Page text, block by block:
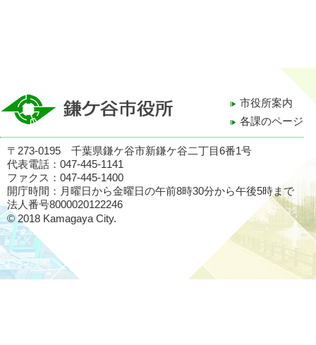
市役所案内
各課のページ
〒273-0195 千葉県鎌ケ谷市新鎌ケ谷二丁目6番1号
代表電話：047-445-1141
ファクス：047-445-1400
開庁時間：月曜日から金曜日の午前8時30分から午後5時まで
法人番号8000020122246
© 2018 Kamagaya City.